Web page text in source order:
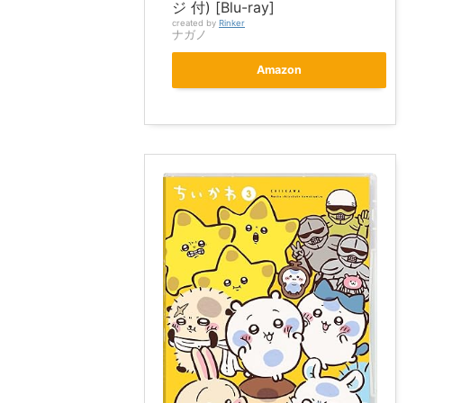
ジ 付) [Blu-ray]
created by Rinker
ナガノ
Amazon